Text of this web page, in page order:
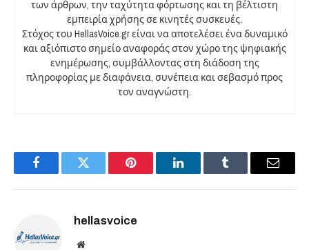
των άρθρων, την ταχύτητα φόρτωσης και τη βέλτιστη
εμπειρία χρήσης σε κινητές συσκευές.
Στόχος του HellasVoice.gr είναι να αποτελέσει ένα δυναμικό
και αξιόπιστο σημείο αναφοράς στον χώρο της ψηφιακής
ενημέρωσης, συμβάλλοντας στη διάδοση της
πληροφορίας με διαφάνεια, συνέπεια και σεβασμό προς
τον αναγνώστη.
FacebookTwitter Pinterest LinkedInTumblr Email
hellasvoice
Website